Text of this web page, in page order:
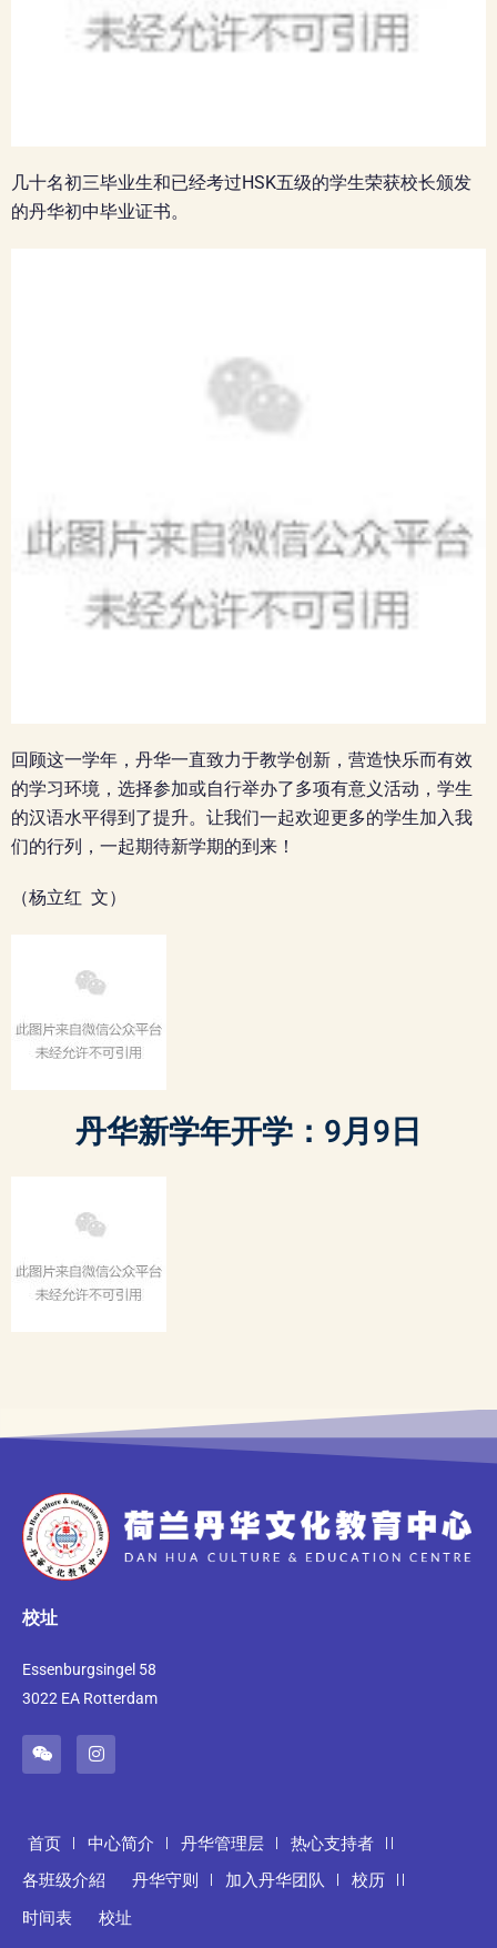
几十名初三毕业生和已经考过HSK五级的学生荣获校长颁发
的丹华初中毕业证书。
回顾这一学年，丹华一直致力于教学创新，营造快乐而有效
的学习环境，选择参加或自行举办了多项有意义活动，学生
的汉语水平得到了提升。让我们一起欢迎更多的学生加入我
们的行列，一起期待新学期的到来！
（杨立红 文）
丹华新学年开学： 9月9日
校址
Essenburgsingel 58
3022 EA Rotterdam
首页 中心简介 丹华管理层
热心支持者
各班级介紹
丹华守则 加入丹华团队
校历
时间表
校址